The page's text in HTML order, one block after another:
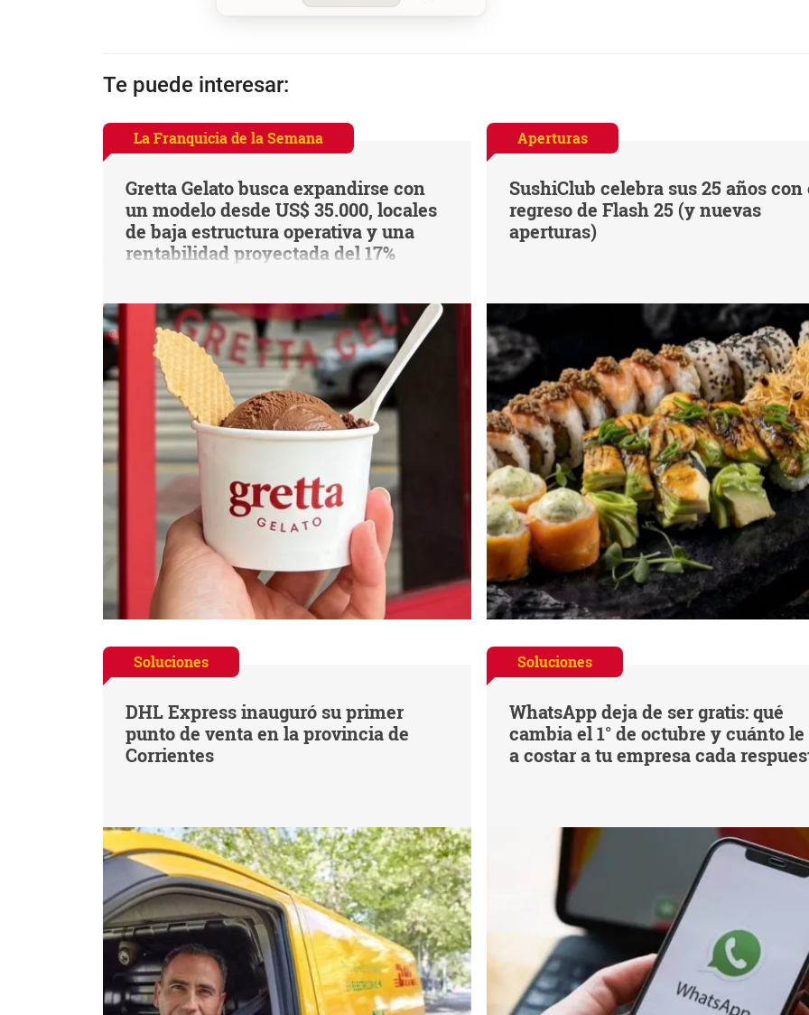
Te puede interesar:
La Franquicia de la Semana
Gretta Gelato busca expandirse con
un modelo desde US$ 35.000, locales
de baja estructura operativa y una
rentabilidad proyectada del 17%
Aperturas
SushiClub celebra sus 25 años con
regreso de Flash 25 (y nuevas
aperturas)
Soluciones
DHL Express inauguró su primer
punto de venta en la provincia de
Corrientes
Soluciones
WhatsApp deja de ser gratis: qué
cambia el 1° de octubre y cuánto le
a costar a tu empresa cada